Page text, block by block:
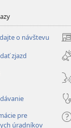
o návštevu
zjazd
pre
úradníkov